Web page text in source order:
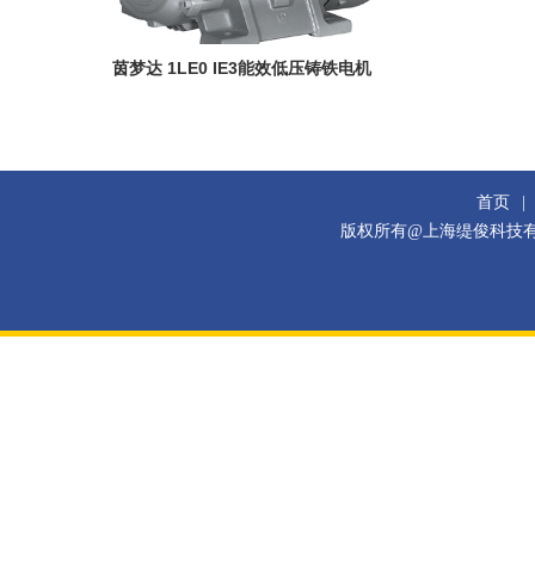
茵梦达 1LE0 IE3能效低压铸铁电机
首页
版权所有@上海缇俊科